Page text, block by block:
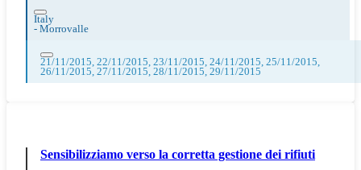
Italy
- Morrovalle
21/11/2015, 22/11/2015, 23/11/2015, 24/11/2015, 25/11/2015,
26/11/2015, 27/11/2015, 28/11/2015, 29/11/2015
Sensibilizziamo verso la corretta gestione dei rifiuti